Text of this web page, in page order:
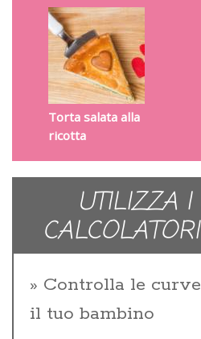
Torta salata alla
ricotta
UTILIZZA I
Controlla le
il tuo bambino